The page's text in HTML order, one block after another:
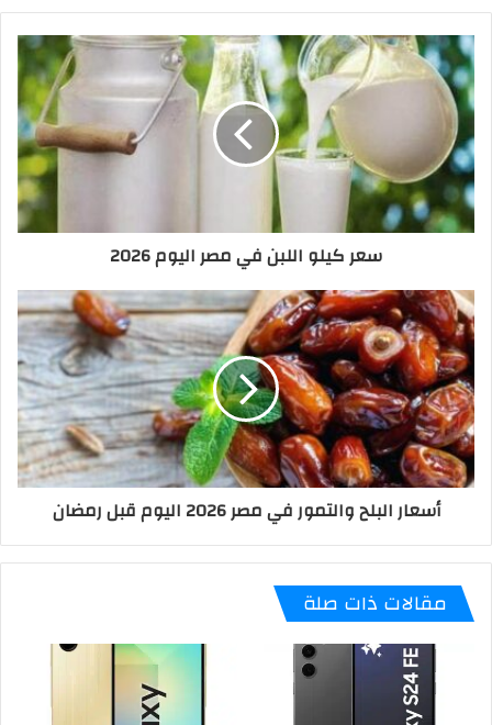
سعر كيلو اللبن في مصر اليوم 2026
أسعار البلح والتمور في مصر 2026 اليوم قبل رمضان
مقالات ذات صلة